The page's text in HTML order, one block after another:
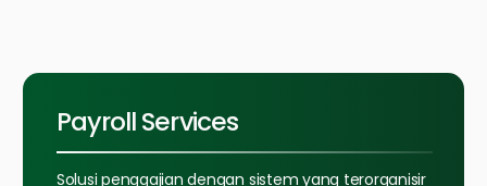
Payroll Services
Solusi penggajian dengan sistem yang terorganisir